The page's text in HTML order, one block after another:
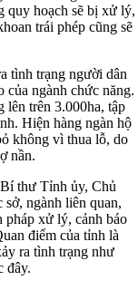
quy hoạch sẽ bị xử lý,
trái phép cũng sẽ
tình trạng người dân
của ngành chức năng.
lên trên 3.000ha, tập
Hiện hàng ngàn hộ
không vì thua lỗ, do
nần.
thư Tỉnh ủy, Chủ
ngành liên quan,
xử lý, cảnh báo
điểm của tỉnh là
ra tình trạng như
đây.